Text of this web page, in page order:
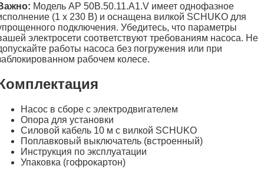
Модель AP 50B.50.11.A1.V имеет однофазное
(1 х 230 В) и оснащена вилкой SCHUKO для
подключения. Убедитесь, что параметры
электросети соответствуют требованиям насоса. Не
работы насоса без погружения или при
рабочем колесе.
Насос в сборе с электродвигателем
Опора для установки
Силовой кабель 10 м с вилкой SCHUKO
Поплавковый выключатель (встроенный)
Инструкция по эксплуатации
Упаковка (гофрокартон)